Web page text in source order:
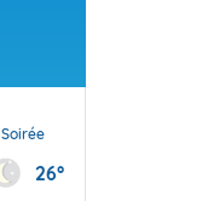
Soirée
26°